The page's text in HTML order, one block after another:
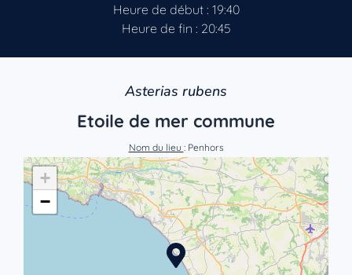
Heure de début : 19:40
Heure de fin : 20:45
Asterias rubens
Etoile de mer commune
Nom du lieu : Penhors
+
−